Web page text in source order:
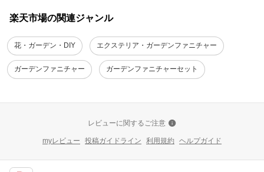
楽天市場の関連ジャンル
花・ガーデン・DIY エクステリア・ガーデンファニチャー
ガーデンファニチャー ガーデンファニチャーセット
レビューに関するご注意
myレビュー 投稿ガイドライン 利用規約 ヘルプガイド